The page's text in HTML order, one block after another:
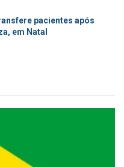
pacientes após
em Natal